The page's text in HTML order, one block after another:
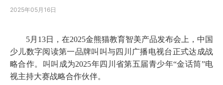
下载中心
投资者关系
2025年05月16日
5月13日，在2025金熊猫教育智美产品发布会上， 中国
少儿数字阅读第一品牌叫叫与四川 广播电视台正式达成战
略合作。 叫叫 成为2025年四川省第五届青少年“金话筒”电
视主持大赛战略合作伙伴。